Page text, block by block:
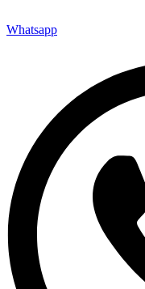
Whatsapp